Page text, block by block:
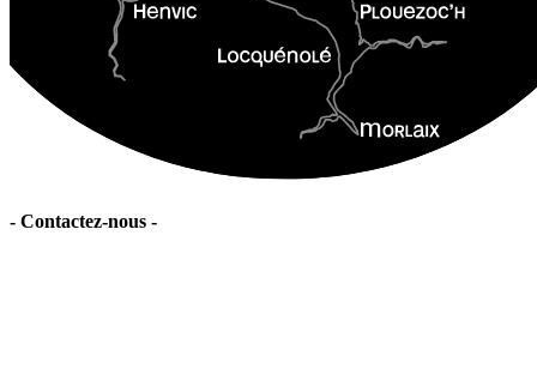
- Contactez-nous -